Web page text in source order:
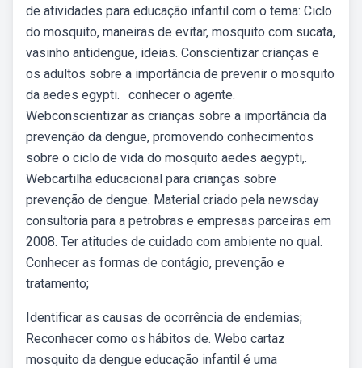
de atividades para educação infantil com o tema: Ciclo
do mosquito, maneiras de evitar, mosquito com sucata,
vasinho antidengue, ideias. Conscientizar crianças e
os adultos sobre a importância de prevenir o mosquito
da aedes egypti. · conhecer o agente.
Webconscientizar as crianças sobre a importância da
prevenção da dengue, promovendo conhecimentos
sobre o ciclo de vida do mosquito aedes aegypti,.
Webcartilha educacional para crianças sobre
prevenção de dengue. Material criado pela newsday
consultoria para a petrobras e empresas parceiras em
2008. Ter atitudes de cuidado com ambiente no qual.
Conhecer as formas de contágio, prevenção e
tratamento;
Identificar as causas de ocorrência de endemias;
Reconhecer como os hábitos de. Webo cartaz
mosquito da dengue educação infantil é uma